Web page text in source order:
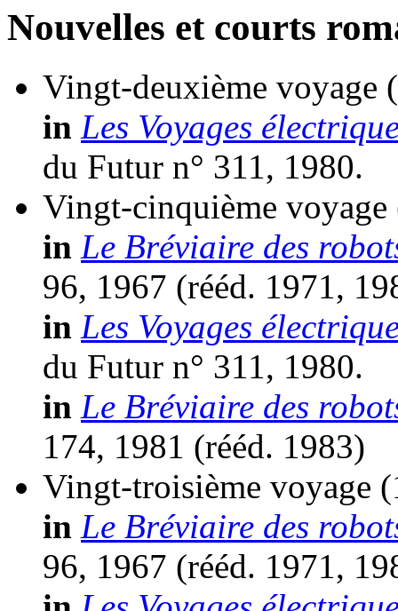
Nouvelles et courts
Vingt-deuxième voyage
in Les Voyages
du Futur n° 311, 1980.
Vingt-cinquième voyage
in Le Bréviaire des
96, 1967 (rééd. 1971,
in Les Voyages
du Futur n° 311, 1980.
in Le Bréviaire des
174, 1981 (rééd. 1983)
Vingt-troisième voyage
in Le Bréviaire des
96, 1967 (rééd. 1971,